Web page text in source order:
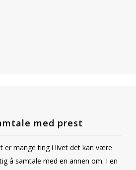
med prest
er mange ting i livet det kan være
å samtale med en annen om. I en